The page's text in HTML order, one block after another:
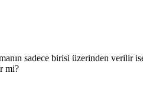
sadece birisi üzerinden verilir
mi?